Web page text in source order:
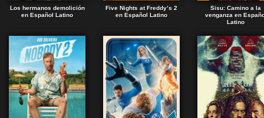
Los hermanos demolición
en Español Latino
Five Nights at Freddy’s 2
en Español Latino
Sisu: Camino a la
venganza en
Latino